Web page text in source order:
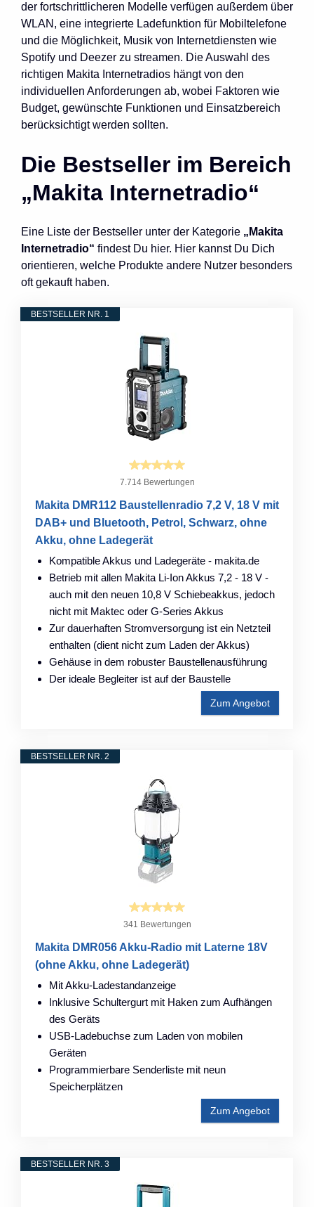
der fortschrittlicheren Modelle verfügen außerdem über
WLAN, eine integrierte Ladefunktion für Mobiltelefone
und die Möglichkeit, Musik von Internetdiensten wie
Spotify und Deezer zu streamen. Die Auswahl des
richtigen Makita Internetradios hängt von den
individuellen Anforderungen ab, wobei Faktoren wie
Budget, gewünschte Funktionen und Einsatzbereich
berücksichtigt werden sollten.
Die Bestseller im Bereich
„Makita Internetradio“
Eine Liste der Bestseller unter der Kategorie „Makita
Internetradio“ findest Du hier. Hier kannst Du Dich
orientieren, welche Produkte andere Nutzer besonders
oft gekauft haben.
BESTSELLER NR. 1
7.714 Bewertungen
Makita DMR112 Baustellenradio 7,2 V, 18 V mit
DAB+ und Bluetooth, Petrol, Schwarz, ohne
Akku, ohne Ladegerät
Kompatible Akkus und Ladegeräte - makita.de
Betrieb mit allen Makita Li-Ion Akkus 7,2 - 18 V -
auch mit den neuen 10,8 V Schiebeakkus, jedoch
nicht mit Maktec oder G-Series Akkus
Zur dauerhaften Stromversorgung ist ein Netzteil
enthalten (dient nicht zum Laden der Akkus)
Gehäuse in dem robuster Baustellenausführung
Der ideale Begleiter ist auf der Baustelle
Zum Angebot
BESTSELLER NR. 2
341 Bewertungen
Makita DMR056 Akku-Radio mit Laterne 18V
(ohne Akku, ohne Ladegerät)
Mit Akku-Ladestandanzeige
Inklusive Schultergurt mit Haken zum Aufhängen
des Geräts
USB-Ladebuchse zum Laden von mobilen
Geräten
Programmierbare Senderliste mit neun
Speicherplätzen
Zum Angebot
BESTSELLER NR. 3